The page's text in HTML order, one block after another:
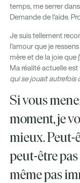
temps, me serrer
Demande de l'aide.
Je suis tellement
l'amour que je
mère et de la joie que
Ma réalité actuelle
qui se jouait autrefois
Si vous
moment, je
mieux. Peut-
peut-être
même pas